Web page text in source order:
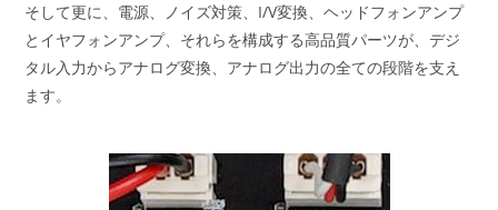
そして更に、電源、ノイズ対策、I/V変換、ヘッドフォンアンプ
とイヤフォンアンプ、それらを構成する高品質パーツが、デジ
タル入力からアナログ変換、アナログ出力の全ての段階を支え
ます。